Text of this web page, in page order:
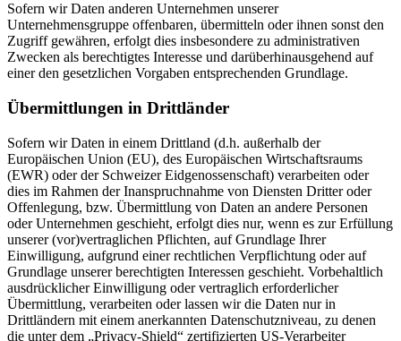
Sofern wir Daten anderen Unternehmen unserer
Unternehmensgruppe offenbaren, übermitteln oder ihnen sonst den
Zugriff gewähren, erfolgt dies insbesondere zu administrativen
Zwecken als berechtigtes Interesse und darüberhinausgehend auf
einer den gesetzlichen Vorgaben entsprechenden Grundlage.
Übermittlungen in Drittländer
Sofern wir Daten in einem Drittland (d.h. außerhalb der
Europäischen Union (EU), des Europäischen Wirtschaftsraums
(EWR) oder der Schweizer Eidgenossenschaft) verarbeiten oder
dies im Rahmen der Inanspruchnahme von Diensten Dritter oder
Offenlegung, bzw. Übermittlung von Daten an andere Personen
oder Unternehmen geschieht, erfolgt dies nur, wenn es zur Erfüllung
unserer (vor)vertraglichen Pflichten, auf Grundlage Ihrer
Einwilligung, aufgrund einer rechtlichen Verpflichtung oder auf
Grundlage unserer berechtigten Interessen geschieht. Vorbehaltlich
ausdrücklicher Einwilligung oder vertraglich erforderlicher
Übermittlung, verarbeiten oder lassen wir die Daten nur in
Drittländern mit einem anerkannten Datenschutzniveau, zu denen
die unter dem „Privacy-Shield“ zertifizierten US-Verarbeiter